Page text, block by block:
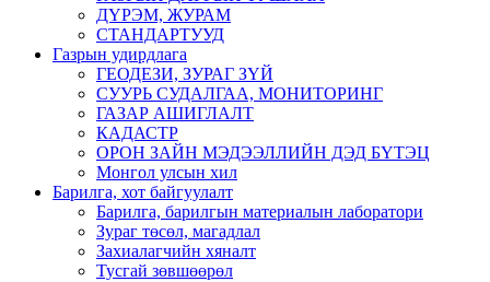
ДҮРЭМ, ЖУРАМ
СТАНДАРТУУД
Газрын удирдлага
ГЕОДЕЗИ, ЗУРАГ ЗҮЙ
СУУРЬ СУДАЛГАА, МОНИТОРИНГ
ГАЗАР АШИГЛАЛТ
КАДАСТР
ОРОН ЗАЙН МЭДЭЭЛЛИЙН ДЭД БҮТЭЦ
Монгол улсын хил
Барилга, хот байгуулалт
Барилга, барилгын материалын лаборатори
Зураг төсөл, магадлал
Захиалагчийн хяналт
Тусгай зөвшөөрөл